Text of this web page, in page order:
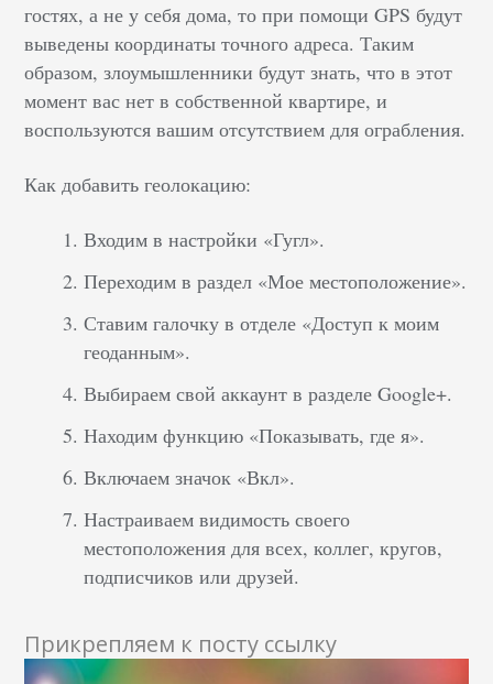
гостях, а не у себя дома, то при помощи GPS будут
выведены координаты точного адреса.Таким
образом, злоумышленники будут знать, что в этот
момент вас нет в собственной квартире, и
воспользуются вашим отсутствием для ограбления.
Как добавить геолокацию:
Входим в настройки «Гугл».
Переходим в раздел «Мое местоположение».
Ставим галочку в отделе «Доступ к моим
геоданным».
Выбираем свой аккаунт в разделе Google+.
Находим функцию «Показывать, где я».
Включаем значок «Вкл».
Настраиваем видимость своего
местоположения для всех, коллег, кругов,
подписчиков или друзей.
Прикрепляем к посту ссылку